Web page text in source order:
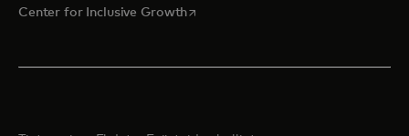
Center for Inclusive Growthopens in a new tab